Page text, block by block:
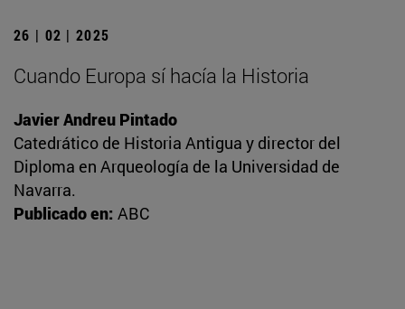
26 | 02 | 2025
Cuando Europa sí hacía la Historia
Javier Andreu Pintado
Catedrático de Historia Antigua y director del
Diploma en Arqueología de la Universidad de
Navarra.
Publicado en: ABC